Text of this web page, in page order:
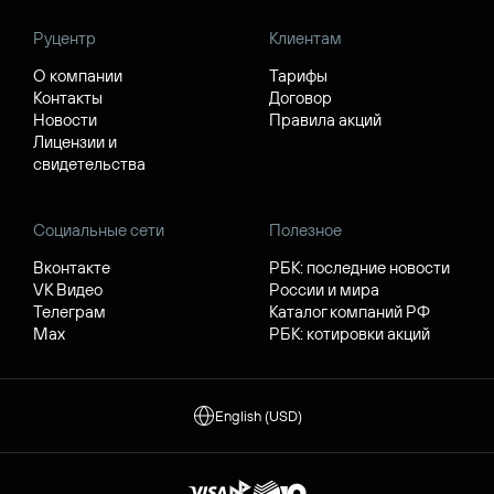
Руцентр
О компании
Контакты
Новости
Лицензии и
свидетельства
Клиентам
Тарифы
Договор
Правила акций
Социальные сети
Вконтакте
VK Видео
Телеграм
Max
Полезное
РБК: последние новости
России и мира
Каталог компаний РФ
РБК: котировки акций
English (USD)